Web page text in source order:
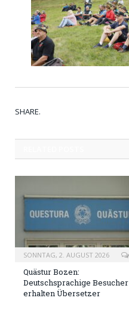
SHARE.
SONNTAG, 2. AUGUST 2026
Quästur Bozen:
Deutschsprachige Besucher
erhalten Übersetzer